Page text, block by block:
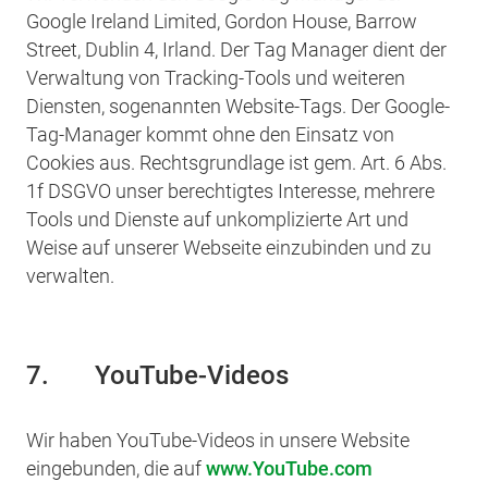
Google Ireland Limited, Gordon House, Barrow
Street, Dublin 4, Irland. Der Tag Manager dient der
Verwaltung von Tracking-Tools und weiteren
Diensten, sogenannten Website-Tags. Der Google-
Tag-Manager kommt ohne den Einsatz von
Cookies aus. Rechtsgrundlage ist gem. Art. 6 Abs.
1f DSGVO unser berechtigtes Interesse, mehrere
Tools und Dienste auf unkomplizierte Art und
Weise auf unserer Webseite einzubinden und zu
verwalten.
7. YouTube-Videos
Wir haben YouTube-Videos in unsere Website
eingebunden, die aufwww.YouTube.com